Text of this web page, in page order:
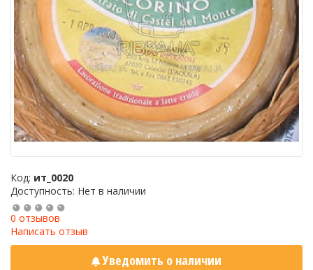
Код: ит_0020
Доступность: Нет в наличии
0 отзывов
Написать отзыв
Уведомить о наличии